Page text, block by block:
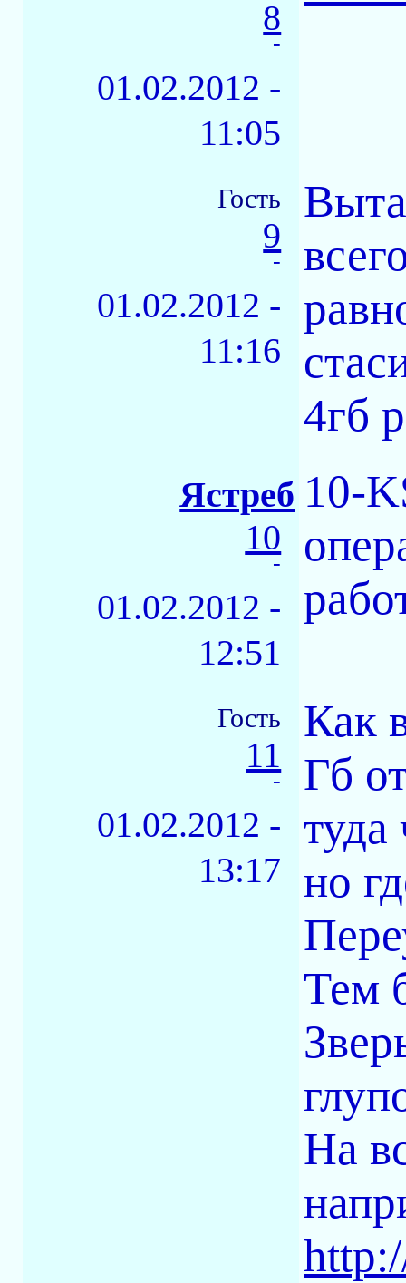
8
-
01.02.2012 -
11:05
Гость
9
-
01.02.2012 -
11:16
4гб
Ястреб
10
-
01.02.2012 -
12:51
10-
Гость
11
-
01.02.2012 -
13:17
Как
Гб
но
Тем
На